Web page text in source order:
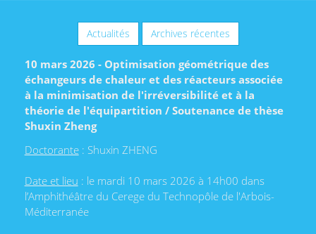
Actualités Archives récentes
10 mars 2026 - Optimisation géométrique des
échangeurs de chaleur et des réacteurs associée
à la minimisation de l'irréversibilité et à la
théorie de l'équipartition / Soutenance de thèse
Shuxin Zheng
Doctorante: Shuxin ZHENG
Date et lieu : le mardi 10 mars 2026 à 14h00 dans
l’Amphithéâtre du Cerege du Technopôle de l'Arbois-
Méditerranée